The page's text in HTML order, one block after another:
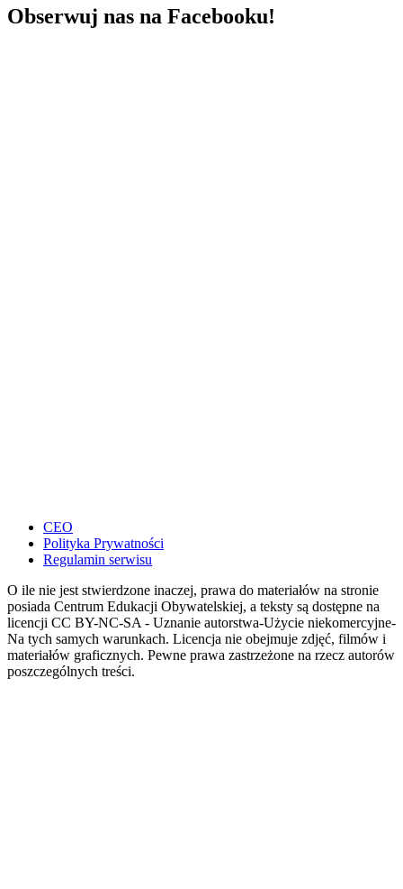
Obserwuj nas na Facebooku!
CEO
Polityka Prywatności
Regulamin serwisu
O ile nie jest stwierdzone inaczej, prawa do materiałów na stronie
posiada Centrum Edukacji Obywatelskiej, a teksty są dostępne na
licencji CC BY-NC-SA - Uznanie autorstwa-Użycie niekomercyjne-
Na tych samych warunkach. Licencja nie obejmuje zdjęć, filmów i
materiałów graficznych. Pewne prawa zastrzeżone na rzecz autorów
poszczególnych treści.